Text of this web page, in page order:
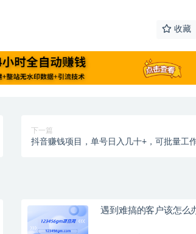
收藏
下一篇
抖音赚钱项目，单号日入几十+，可批量工
遇到难搞的客户该怎么